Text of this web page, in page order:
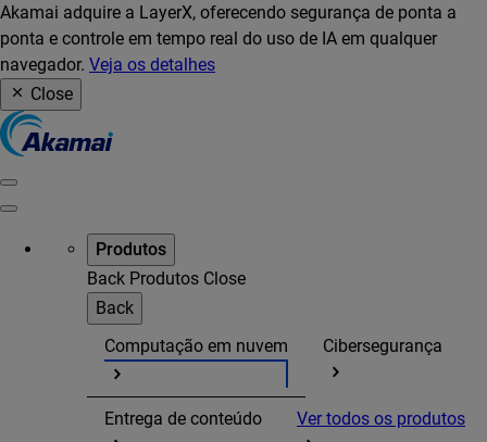
Akamai adquire a LayerX, oferecendo segurança de ponta a
ponta e controle em tempo real do uso de IA em qualquer
navegador. Veja os detalhes
Close
Produtos
Back Produtos Close
Back
Computação em nuvem
Cibersegurança
Entrega de conteúdo Ver todos os produtos